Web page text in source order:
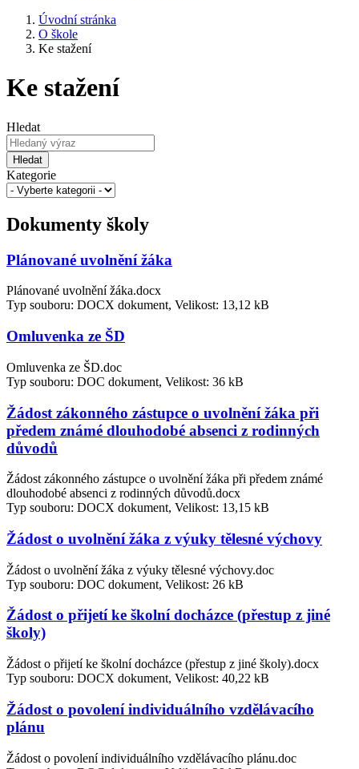
Úvodní stránka
O škole
Ke stažení
Ke stažení
Hledat
Hledat
Kategorie
Dokumenty školy
Plánované uvolnění žáka
Plánované uvolnění žáka.docx
Typ souboru: DOCX dokument, Velikost: 13,12 kB
Omluvenka ze ŠD
Omluvenka ze ŠD.doc
Typ souboru: DOC dokument, Velikost: 36 kB
Žádost zákonného zástupce o uvolnění žáka při
předem známé dlouhodobé absenci z rodinných
důvodů
Žádost zákonného zástupce o uvolnění žáka při předem známé
dlouhodobé absenci z rodinných důvodů.docx
Typ souboru: DOCX dokument, Velikost: 13,15 kB
Žádost o uvolnění žáka z výuky tělesné výchovy
Žádost o uvolnění žáka z výuky tělesné výchovy.doc
Typ souboru: DOC dokument, Velikost: 26 kB
Žádost o přijetí ke školní docházce (přestup z jiné
školy)
Žádost o přijetí ke školní docházce (přestup z jiné školy).docx
Typ souboru: DOCX dokument, Velikost: 40,22 kB
Žádost o povolení individuálního vzdělávacího
plánu
Žádost o povolení individuálního vzdělávacího plánu.doc